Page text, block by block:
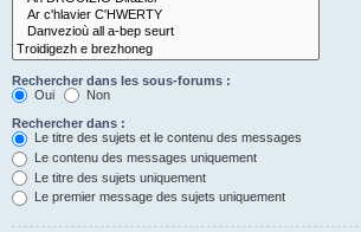
Rechercher dans les sous-forums :
Oui
Non
Rechercher dans :
Le titre des sujets et le contenu des messages
Le contenu des messages uniquement
Le titre des sujets uniquement
Le premier message des sujets uniquement